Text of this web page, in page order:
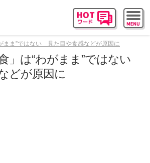
まま”ではない 見た目や食感などが原因に
」は“わがまま”ではない
どが原因に